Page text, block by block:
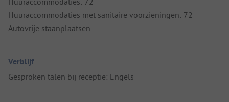
Huuraccommodaties met sanitaire voorzieningen: 72
Autovrije staanplaatsen
Verblijf
Gesproken talen bij receptie: Engels